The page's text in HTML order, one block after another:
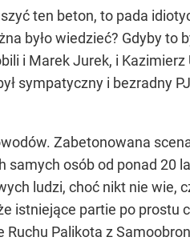
ten beton, to pada
było wiedzieć? Gdyby to
i Marek Jurek, i Kazimierz
sympatyczny i bezradny
Zabetonowana
osób od ponad 20
ludzi, choć nikt nie wie,
istniejące partie po prostu
Ruchu Palikota z